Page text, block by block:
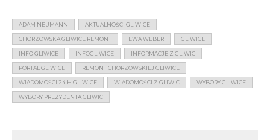
ADAM NEUMANN AKTUALNOŚCI GLIWICE
CHORZOWSKA GLIWICE REMONT EWA WEBER GLIWICE
INFO GLIWICE INFOGLIWICE INFORMACJE Z GLIWIC
PORTAL GLIWICE REMONT CHORZOWSKIEJ GLIWICE
WIADOMOŚCI 24 H GLIWICE WIADOMOŚCI Z GLIWIC WYBORY GLIWICE
WYBORY PREZYDENTA GLIWIC